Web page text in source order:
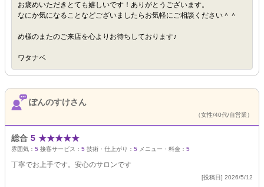
お褒めいただきとても嬉しいです！ありがとうございます。
なにか気になることなどございましたらお気軽にご相談ください＾＾
め様のまたのご来店を心よりお待ちしております♪
ワタナベ
ぽんのすけさん
（女性/40代/自営業）
総合 5 ★★★★★
雰囲気： 5 接客サービス： 5 技術・仕上がり： 5 メニュー・料金： 5
丁寧でお上手です。安心のサロンです
[投稿日] 2026/5/12